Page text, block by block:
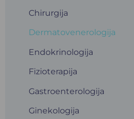
Chirurgija
Dermatovenerologija
Endokrinologija
Fizioterapija
Gastroenterologija
Ginekologija